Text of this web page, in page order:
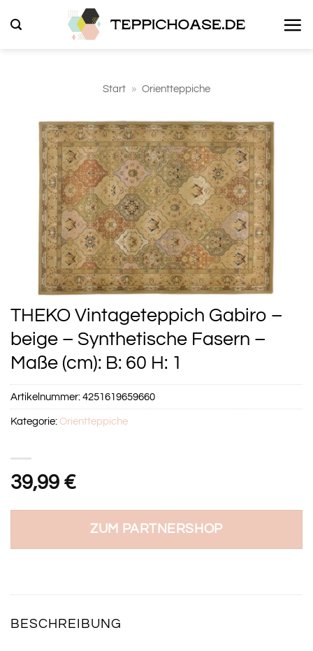
Inhalt
Start » Orientteppiche
THEKO Vintageteppich Gabiro –
beige – Synthetische Fasern –
Maße (cm): B: 60 H: 1
39,99 €
ZUM PARTNERSHOP
Artikelnummer:4251619659660
Kategorie:Orientteppiche
BESCHREIBUNG